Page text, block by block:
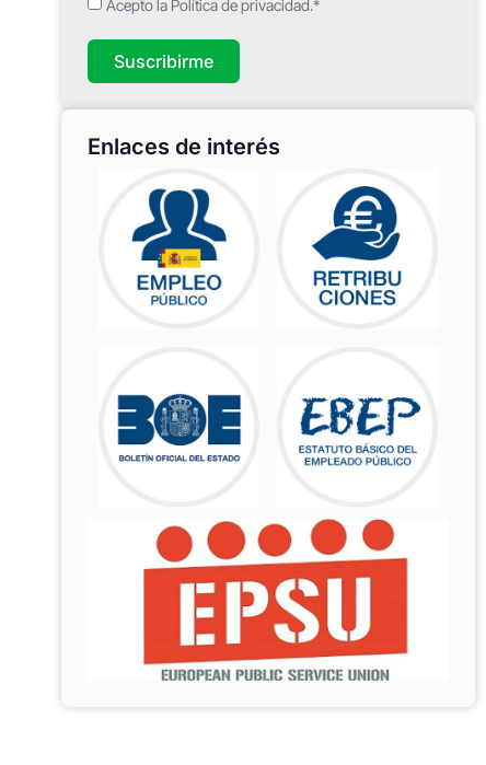
Acepto la Política de privacidad.*
Suscribirme
Enlaces de interés